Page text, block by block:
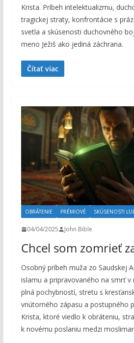
Krista. Príbeh intelektualizmu,
tragickej straty, konfrontácie s
svetla a skúsenosti duchovného
meno Ježiš ako jediná záchrana.
Čítať viac
OBRÁTENIE PRÉMIOVÉ SKÚSENOSTI
04/04/2025 John Bible
Chcel som zomrieť
Osobný príbeh muža zo Saudskej
islamu a pripravovaného na smrť v
plná pochybností, stretu s
vnútorného zápasu a postupného
Krista, ktoré viedlo k obráteniu,
k novému poslaniu medzi